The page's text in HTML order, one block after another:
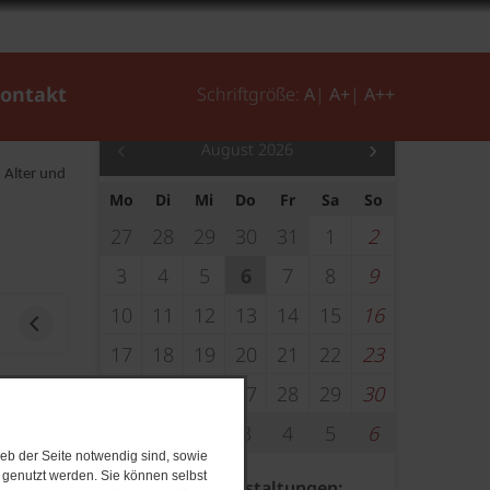
der Seite notwendig sind, sowie
werden. Sie können selbst
Schriftgröße: A| A+ | A++
Alter und
Veranstaltungen
August 2026
Mo Di Mi Do Fr Sa So
27 28 29 30 31 1
2
3
4 5 6 7 8
9
10
11 12 13 14 15
16
17
18 19 20 21 22
23
27 28 29
30
3 4 5 6